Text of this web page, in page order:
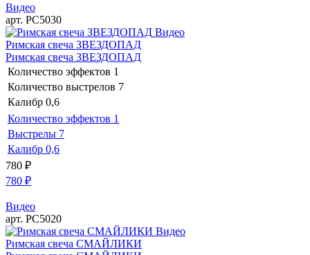
Видео
арт. РС5030
Видео
Римская свеча ЗВЕЗДОПАД
Римская свеча ЗВЕЗДОПАД
Количество эффектов 1
Количество выстрелов 7
Калибр 0,6
Количество эффектов 1
Выстрелы 7
Калибр 0,6
780 ₽
780 ₽
Видео
арт. РС5020
Видео
Римская свеча СМАЙЛИКИ